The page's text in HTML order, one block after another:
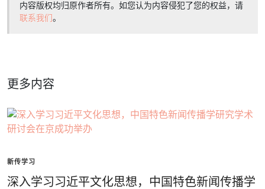
内容版权均归原作者所有。如您认为内容侵犯了您的权益，请
联系我们。
更多内容
新传学习
深入学习习近平文化思想，中国特色新闻传播学